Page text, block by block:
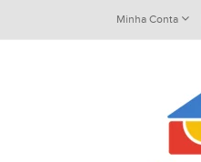
Minha Conta